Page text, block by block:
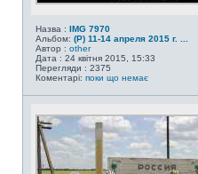
Назва : IMG 7970
Альбом: (Р) 11-14 апреля 2015 г. ...
Автор : other
Дата : 24 квітня 2015, 15:33
Перегляди : 2375
Коментарі: поки що немає